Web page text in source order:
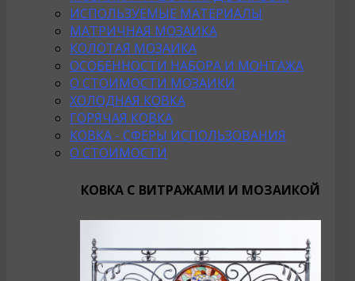
ИСПОЛЬЗУЕМЫЕ МАТЕРИАЛЫ
МАТРИЧНАЯ МОЗАИКА
КОЛОТАЯ МОЗАИКА
ОСОБЕННОСТИ НАБОРА И МОНТАЖА
О СТОИМОСТИ МОЗАИКИ
ХОЛОДНАЯ КОВКА
ГОРЯЧАЯ КОВКА
КОВКА - СФЕРЫ ИСПОЛЬЗОВАНИЯ
О СТОИМОСТИ
КОВКА С ВИТРАЖАМИ И МОЗАИКОЙ